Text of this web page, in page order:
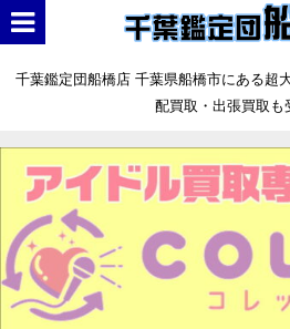
千葉鑑定団船橋店 千葉県船橋市にある
配買取・出張買取も